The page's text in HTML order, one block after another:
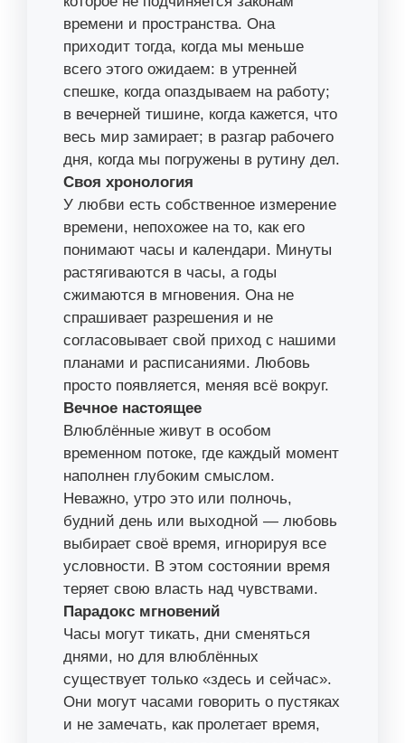
времени и пространства. Она
приходит тогда, когда мы меньше
всего этого ожидаем: в утренней
спешке, когда опаздываем на работу;
в вечерней тишине, когда кажется, что
весь мир замирает; в разгар рабочего
дня, когда мы погружены в рутину дел.
Своя хронология
У любви есть собственное измерение
времени, непохожее на то, как его
понимают часы и календари. Минуты
растягиваются в часы, а годы
сжимаются в мгновения. Она не
спрашивает разрешения и не
согласовывает свой приход с нашими
планами и расписаниями. Любовь
просто появляется, меняя всё вокруг.
Вечное настоящее
Влюблённые живут в особом
временном потоке, где каждый момент
наполнен глубоким смыслом.
Неважно, утро это или полночь,
будний день или выходной — любовь
выбирает своё время, игнорируя все
условности. В этом состоянии время
теряет свою власть над чувствами.
Парадокс мгновений
Часы могут тикать, дни сменяться
днями, но для влюблённых
существует только «здесь и сейчас».
Они могут часами говорить о пустяках
и не замечать, как пролетает время,